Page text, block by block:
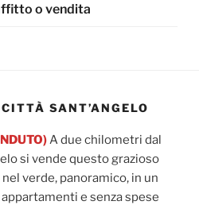
o vendita
SANT’ANGELO
A due chilometri dal
si vende questo grazioso
verde, panoramico, in un
e senza spese